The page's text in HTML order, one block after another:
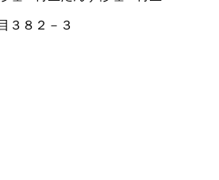
３８２－３